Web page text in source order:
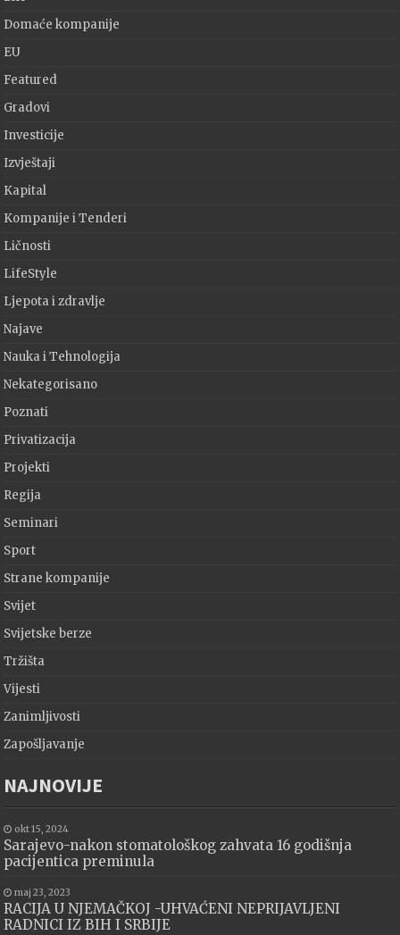
Domaće kompanije
EU
Featured
Gradovi
Investicije
Izvještaji
Kapital
Kompanije i Tenderi
Ličnosti
LifeStyle
Ljepota i zdravlje
Najave
Nauka i Tehnologija
Nekategorisano
Poznati
Privatizacija
Projekti
Regija
Seminari
Sport
Strane kompanije
Svijet
Svijetske berze
Tržišta
Vijesti
Zanimljivosti
Zapošljavanje
NAJNOVIJE
okt 15, 2024
Sarajevo-nakon stomatološkog zahvata 16 godišnja
pacijentica preminula
maj 23, 2023
RACIJA U NJEMAČKOJ -UHVAĆENI NEPRIJAVLJENI
RADNICI IZ BIH I SRBIJE